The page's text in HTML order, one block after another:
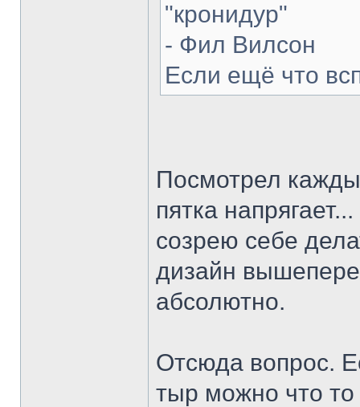
"кронидур"
- Фил Вилсон
Если ещё что
Посмотрел
пятка
созрею себе
дизайн
абсолютно.
Отсюда вопрос.
тыр можно что